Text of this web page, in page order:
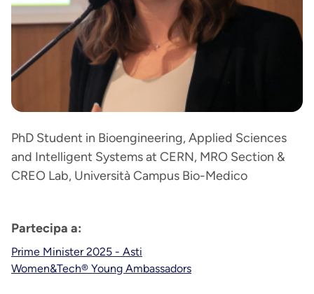
PhD Student in Bioengineering, Applied Sciences
and Intelligent Systems at CERN, MRO Section &
CREO Lab, Università Campus Bio-Medico
Partecipa a:
Prime Minister 2025 - Asti
Women&Tech® Young Ambassadors